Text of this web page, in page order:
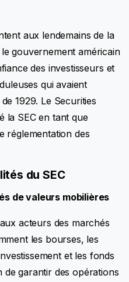
aux lendemains de la
gouvernement américain
des investisseurs et
qui avaient
1929. Le Securities
la SEC en tant que
réglementation des
du SEC
de valeurs mobilières
acteurs des marchés
les bourses, les
et les fonds
garantir des opérations